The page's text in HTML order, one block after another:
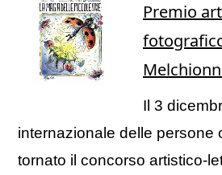
Premio
Il 3
internazionale delle persone
tornato il concorso artistico-